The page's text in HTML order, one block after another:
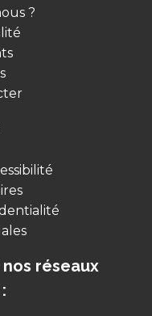
?
réseaux